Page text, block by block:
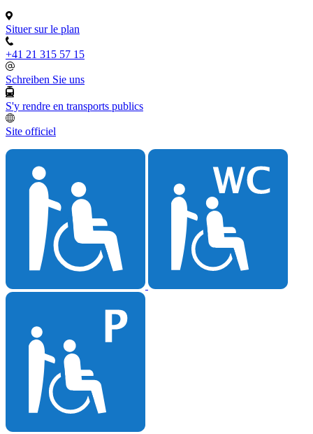
Situer sur le plan
+41 21 315 57 15
Schreiben Sie uns
S'y rendre en transports publics
Site officiel